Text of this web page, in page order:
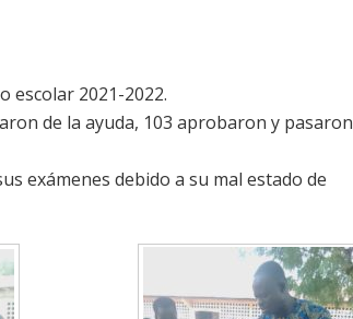
escolar 2021-2022.
de la ayuda, 103 aprobaron y pasaron
exámenes debido a su mal estado de